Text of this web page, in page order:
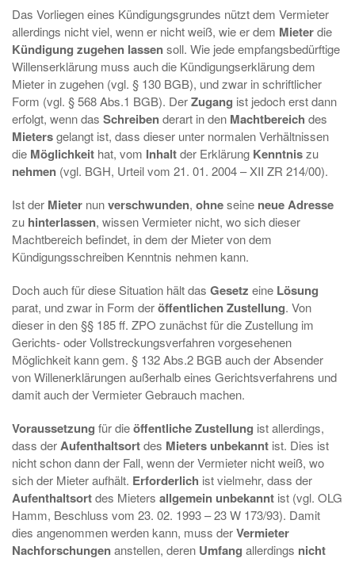
Das Vorliegen eines Kündigungsgrundes nützt dem Vermieter
allerdings nicht viel, wenn er nicht weiß, wie er dem Mieterdie
Kündigung zugehen lassensoll. Wie jede empfangsbedürftige
Willenserklärung muss auch die Kündigungserklärung dem
Mieter in zugehen (vgl. § 130 BGB), und zwar in schriftlicher
Form (vgl. § 568 Abs.1 BGB). DerZugang ist jedoch erst dann
erfolgt, wenn das Schreibenderart in den Machtbereich des
Mietersgelangt ist, dass dieser unter normalen Verhältnissen
die Möglichkeit hat, vom Inhaltder Erklärung Kenntniszu
nehmen (vgl. BGH, Urteil vom 21. 01. 2004 – XII ZR 214/00).
Ist der Mieter nunverschwunden, ohneseine neueAdresse
zu hinterlassen, wissen Vermieter nicht, wo sich dieser
Machtbereich befindet, in dem der Mieter von dem
Kündigungsschreiben Kenntnis nehmen kann.
Doch auch für diese Situation hält das Gesetz eine Lösung
parat, und zwar in Form deröffentlichen Zustellung. Von
dieser in den §§ 185 ff. ZPO zunächst für die Zustellung im
Gerichts- oder Vollstreckungsverfahren vorgesehenen
Möglichkeit kann gem. § 132 Abs.2 BGB auch der Absender
von Willenerklärungen außerhalb eines Gerichtsverfahrens und
damit auch der Vermieter Gebrauch machen.
Voraussetzung für dieöffentliche Zustellung ist allerdings,
dass derAufenthaltsortdes Mieters unbekannt ist. Dies ist
nicht schon dann der Fall, wenn der Vermieter nicht weiß, wo
sich der Mieter aufhält. Erforderlich ist vielmehr, dass der
Aufenthaltsortdes Mieters allgemein unbekannt ist (vgl. OLG
Hamm, Beschluss vom 23. 02. 1993 – 23 W 173/93). Damit
dies angenommen werden kann, muss derVermieter
Nachforschungenanstellen, deren Umfang allerdings nicht